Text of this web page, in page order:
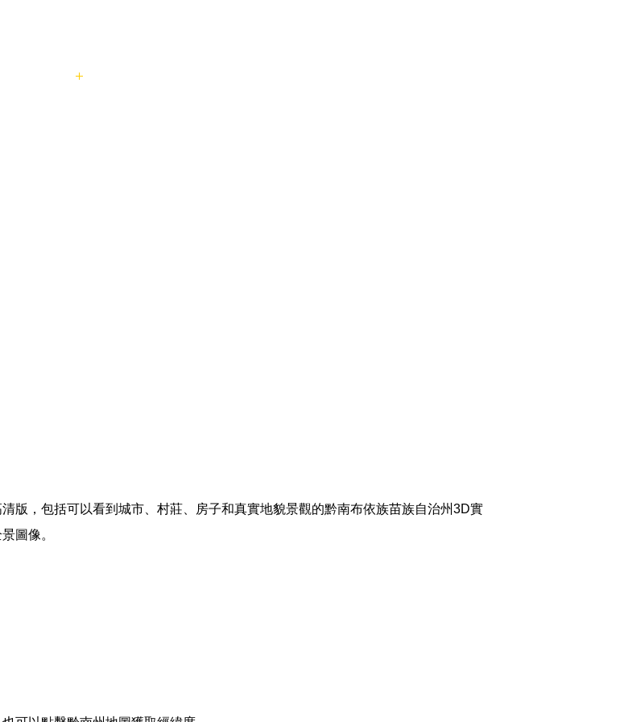
版，包括可以看到城市、村莊、房子和真實地貌景觀的黔南布依族苗族自治州3D實
圖像。